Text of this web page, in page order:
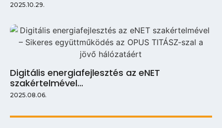
2025.10.29.
Digitális energiafejlesztés az eNET
szakértelmével…
2025.08.06.